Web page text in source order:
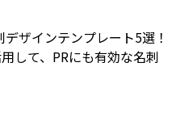
ザインテンプレート5選！
して、PRにも有効な名刺